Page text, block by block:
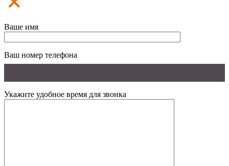
Ваше имя
Ваш номер телефона
Укажите удобное время для звонка